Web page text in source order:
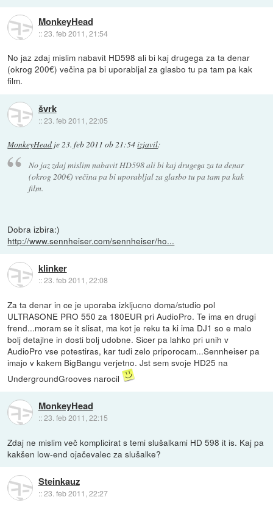
MonkeyHead
::23. feb 2011, 21:54
No jaz zdaj mislim nabavit HD598 ali bi kaj drugega za ta denar
(okrog 200€) večina pa bi uporabljal za glasbo tu pa tam pa kak
film.
švrk
::23. feb 2011, 22:05
MonkeyHead je23. feb 2011 ob 21:54izjavil:
No jaz zdaj mislim nabavit HD598 ali bi kaj drugega za ta denar
(okrog 200€) večina pa bi uporabljal za glasbo tu pa tam pa kak
film.
Dobra izbira:)
http://www.sennheiser.com/sennheiser/ho...
klinker
::23. feb 2011, 22:08
Za ta denar in ce je uporaba izkljucno doma/studio pol
ULTRASONE PRO 550 za 180EUR pri AudioPro. Te ima en drugi
frend...moram se it slisat, ma kot je reku ta ki ima DJ1 so e malo
bolj detajlne in dosti bolj udobne. Sicer pa lahko pri unih v
AudioPro vse potestiras, kar tudi zelo priporocam...Sennheiser pa
imajo v kakem BigBangu verjetno. Jst sem svoje HD25 na
UndergroundGrooves narocil
MonkeyHead
::23. feb 2011, 22:15
Zdaj ne mislim več komplicirat s temi slušalkami HD 598 it is. Kaj pa
kakšen low-end ojačevalec za slušalke?
Steinkauz
::23. feb 2011, 22:27